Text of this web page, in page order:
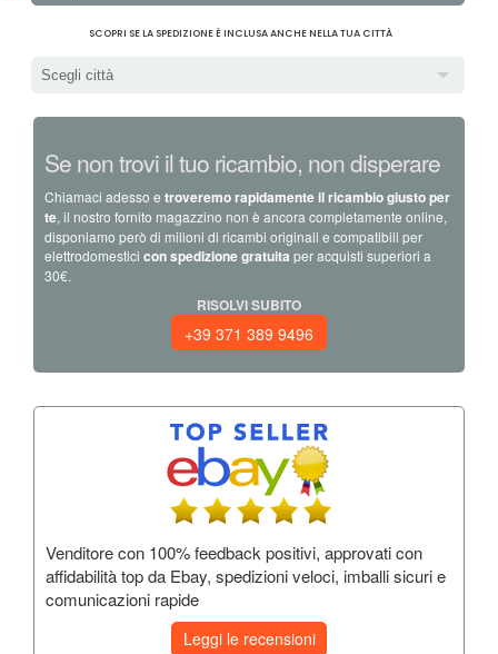
SCOPRI SE LA SPEDIZIONE È INCLUSA ANCHE NELLA TUA CITTÀ
Scegli città
Se non trovi il tuo ricambio, non disperare
Chiamaci adesso e troveremo rapidamente il ricambio giusto per
te, il nostro fornito magazzino non è ancora completamente online,
disponiamo però di milioni di ricambi originali e compatibili per
elettrodomestici con spedizione gratuita per acquisti superiori a
30€.
RISOLVI SUBITO
+39 371 389 9496
Venditore con 100% feedback positivi, approvati con
affidabilità top da Ebay, spedizioni veloci, imballi sicuri e
comunicazioni rapide
Leggi le recensioni